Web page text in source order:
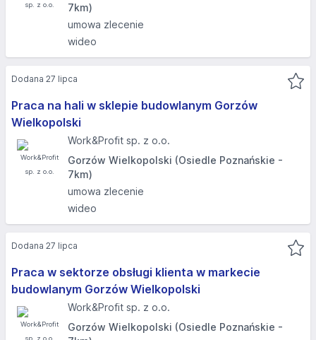
7km)
umowa zlecenie
wideo
Praca na hali w sklepie budowlanym Gorzów
Wielkopolski
Work&Profit sp. z o.o.
Gorzów Wielkopolski (Osiedle Poznańskie -
7km)
umowa zlecenie
wideo
Dodana 27 lipca
Praca w sektorze obsługi klienta w markecie
budowlanym Gorzów Wielkopolski
Work&Profit sp. z o.o.
Gorzów Wielkopolski (Osiedle Poznańskie -
Dodana 27 lipca